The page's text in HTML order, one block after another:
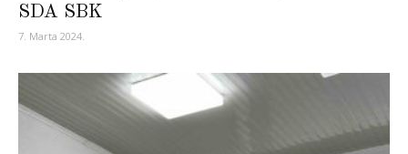
SDA SBK
7. Marta 2024.